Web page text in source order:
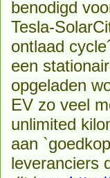
benodigd
Tesla-
ontlaad
een
opgeladen
EV zo veel
unlimited
aan
leveranciers